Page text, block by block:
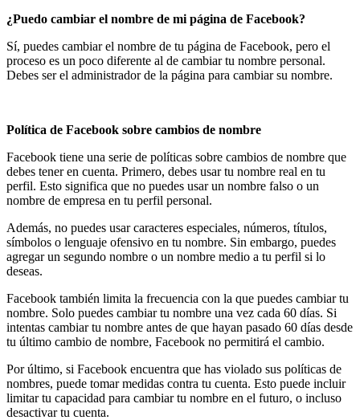
¿Puedo cambiar el nombre de mi página de Facebook?
Sí, puedes cambiar el nombre de tu página de Facebook, pero el
proceso es un poco diferente al de cambiar tu nombre personal.
Debes ser el administrador de la página para cambiar su nombre.
Política de Facebook sobre cambios de nombre
Facebook tiene una serie de políticas sobre cambios de nombre que
debes tener en cuenta. Primero, debes usar tu nombre real en tu
perfil. Esto significa que no puedes usar un nombre falso o un
nombre de empresa en tu perfil personal.
Además, no puedes usar caracteres especiales, números, títulos,
símbolos o lenguaje ofensivo en tu nombre. Sin embargo, puedes
agregar un segundo nombre o un nombre medio a tu perfil si lo
deseas.
Facebook también limita la frecuencia con la que puedes cambiar tu
nombre. Solo puedes cambiar tu nombre una vez cada 60 días. Si
intentas cambiar tu nombre antes de que hayan pasado 60 días desde
tu último cambio de nombre, Facebook no permitirá el cambio.
Por último, si Facebook encuentra que has violado sus políticas de
nombres, puede tomar medidas contra tu cuenta. Esto puede incluir
limitar tu capacidad para cambiar tu nombre en el futuro, o incluso
desactivar tu cuenta.